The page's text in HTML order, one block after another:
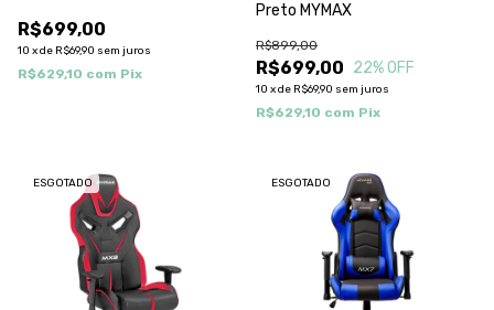
R$699,00
10 xde R$69,90 sem juros
R$629,10 com Pix
Preto MYMAX
R$699,00
R$899,00
22% OFF
10 xde R$69,90 sem juros
R$629,10 com Pix
ESGOTADO ESGOTADO